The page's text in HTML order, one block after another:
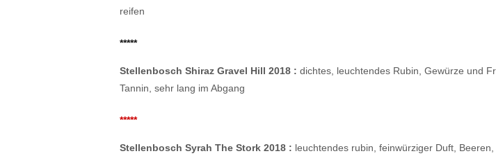
reifen
*****
Stellenbosch Shiraz Gravel Hill 2018 : dichtes, leuchtendes Rubin, Gewürze und
Tannin, sehr lang im Abgang
*****
Stellenbosch Syrah The Stork 2018 : leuchtendes rubin, feinwürziger Duft,